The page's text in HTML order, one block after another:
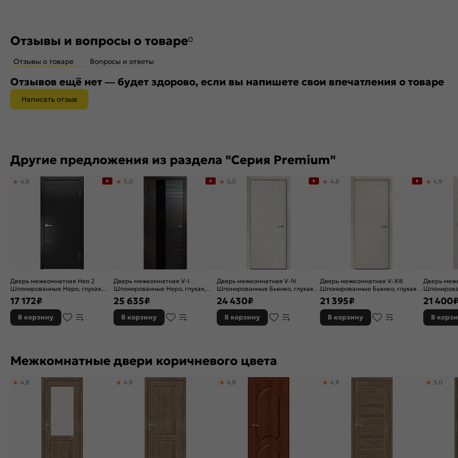
Отзывы и вопросы о товаре0
Отзывы о товаре Вопросы и ответы
Отзывов ещё нет — будет здорово, если вы напишете свои впечатления о товаре
Написать отзыв
Другие предложения из раздела "Серия Premium"
Дверь межкомнатная Нео 2
Шпонированные Неро, глухая,
без кромки, каркасно-щитовая
4,8
17 172₽
В корзину
Дверь межкомнатная V-I
Шпонированные Неро, глухая,
без кромки, каркасно-щитовая
5,0
25 635₽
В корзину
Дверь межкомнатная V-IV
Шпонированные Бьянко, глухая,
без кромки, каркасно-щитовая
5,0
24 430₽
В корзину
Дверь межкомнатная V-XIII
Шпонированные Бьянко, глухая,
без кромки, каркасно-щитовая
4,8
21 395₽
В корзину
Дверь
без
4,9
21 400₽
В
Межкомнатные двери коричневого цвета
4,8 4,9 4,8 4,9 5,0